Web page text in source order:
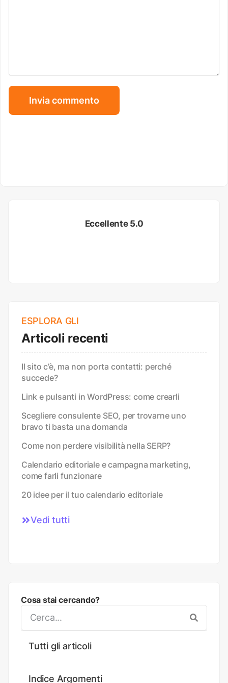
Eccellente 5.0
ESPLORA GLI
Articoli recenti
Il sito c’è, ma non porta contatti: perché
succede?
Link e pulsanti in WordPress: come crearli
Scegliere consulente SEO, per trovarne uno
bravo ti basta una domanda
Come non perdere visibilità nella SERP?
Calendario editoriale e campagna marketing,
come farli funzionare
20 idee per il tuo calendario editoriale
Vedi tutti
Cosa stai cercando?
Tutti gli articoli
Indice Argomenti